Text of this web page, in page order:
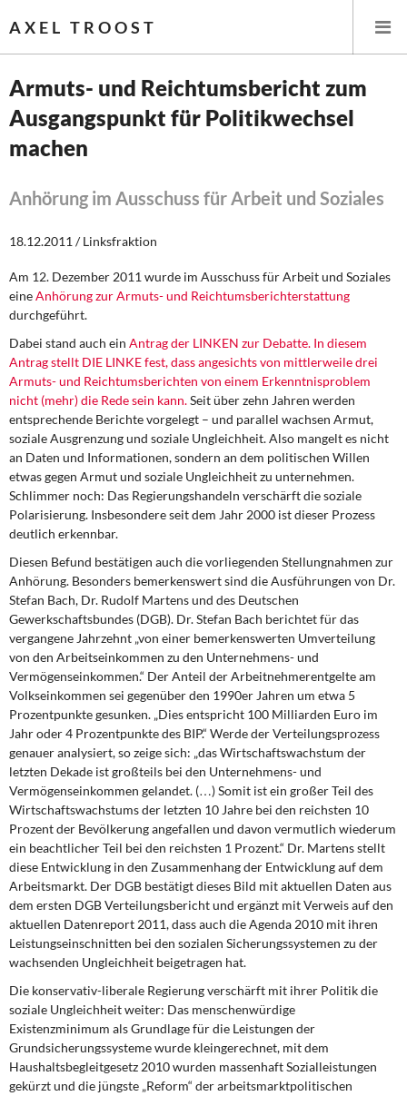
AXEL TROOST
Startseite
Leitlinien linker Wirtschafts- und Finanzpolitik
Wirtschaftspolitik
Steuer- und Finanzpolitik
Eurokrise und Griechenland
DIE LINKE
Weitere Themen
Memo-Gruppe
Rosa-Luxemburg-Stiftung
Über mich
Kontakt
Armuts- und Reichtumsbericht zum
Ausgangspunkt für Politikwechsel
machen
Anhörung im Ausschuss für Arbeit und Soziales
18.12.2011 / Linksfraktion
Am 12. Dezember 2011 wurde im Ausschuss für Arbeit und Soziales
eineAnhörung zur Armuts- und Reichtumsberichterstattung
durchgeführt.
Dabei stand auch ein Antrag der LINKEN zur Debatte. In diesem
Antrag stellt DIE LINKE fest, dass angesichts von mittlerweile drei
Armuts- und Reichtumsberichten von einem Erkenntnisproblem
nicht (mehr) die Rede sein kann.Seit über zehn Jahren werden
entsprechende Berichte vorgelegt – und parallel wachsen Armut,
soziale Ausgrenzung und soziale Ungleichheit. Also mangelt es nicht
an Daten und Informationen, sondern an dem politischen Willen
etwas gegen Armut und soziale Ungleichheit zu unternehmen.
Schlimmer noch: Das Regierungshandeln verschärft die soziale
Polarisierung. Insbesondere seit dem Jahr 2000 ist dieser Prozess
deutlich erkennbar.
Diesen Befund bestätigen auch die vorliegenden Stellungnahmen zur
Anhörung. Besonders bemerkenswert sind die Ausführungen von Dr.
Stefan Bach, Dr. Rudolf Martens und des Deutschen
Gewerkschaftsbundes (DGB). Dr. Stefan Bach berichtet für das
vergangene Jahrzehnt „von einer bemerkenswerten Umverteilung
von den Arbeitseinkommen zu den Unternehmens- und
Vermögenseinkommen.“ Der Anteil der Arbeitnehmerentgelte am
Volkseinkommen sei gegenüber den 1990er Jahren um etwa 5
Prozentpunkte gesunken. „Dies entspricht 100 Milliarden Euro im
Jahr oder 4 Prozentpunkte des BIP.“ Werde der Verteilungsprozess
genauer analysiert, so zeige sich: „das Wirtschaftswachstum der
letzten Dekade ist großteils bei den Unternehmens- und
Vermögenseinkommen gelandet. (…) Somit ist ein großer Teil des
Wirtschaftswachstums der letzten 10 Jahre bei den reichsten 10
Prozent der Bevölkerung angefallen und davon vermutlich wiederum
ein beachtlicher Teil bei den reichsten 1 Prozent.“ Dr. Martens stellt
diese Entwicklung in den Zusammenhang der Entwicklung auf dem
Arbeitsmarkt. Der DGB bestätigt dieses Bild mit aktuellen Daten aus
dem ersten DGB Verteilungsbericht und ergänzt mit Verweis auf den
aktuellen Datenreport 2011, dass auch die Agenda 2010 mit ihren
Leistungseinschnitten bei den sozialen Sicherungssystemen zu der
wachsenden Ungleichheit beigetragen hat.
Die konservativ-liberale Regierung verschärft mit ihrer Politik die
soziale Ungleichheit weiter: Das menschenwürdige
Existenzminimum als Grundlage für die Leistungen der
Grundsicherungssysteme wurde kleingerechnet, mit dem
Haushaltsbegleitgesetz 2010 wurden massenhaft Sozialleistungen
gekürzt und die jüngste „Reform“ der arbeitsmarktpolitischen